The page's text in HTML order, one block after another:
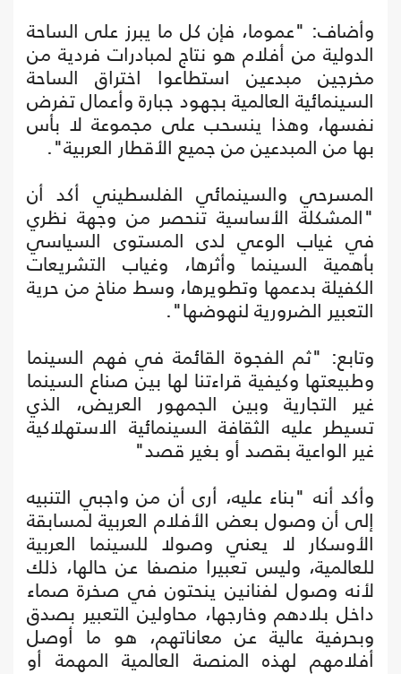
وأضاف: "عموما، فإن كل ما يبرز على الساحة
الدولية من أفلام هو نتاج لمبادرات فردية من
مخرجين مبدعين استطاعوا اختراق الساحة
السينمائية العالمية بجهود جبارة وأعمال تفرض
نفسها، وهذا ينسحب على مجموعة لا بأس
بها من المبدعين من جميع الأقطار العربية".
المسرحي والسينمائي الفلسطيني أكد أن
"المشكلة الأساسية تنحصر من وجهة نظري
في غياب الوعي لدى المستوى السياسي
بأهمية السينما وأثرها، وغياب التشريعات
الكفيلة بدعمها وتطويرها، وسط مناخ من حرية
التعبير الضرورية لنهوضها".
وتابع: "ثم الفجوة القائمة في فهم السينما
وطبيعتها وكيفية قراءتنا لها بين صناع السينما
غير التجارية وبين الجمهور العريض، الذي
تسيطر عليه الثقافة السينمائية الاستهلاكية
غير الواعية بقصد أو بغير قصد"
وأكد أنه "بناء عليه، أرى أن من واجبي التنبيه
إلى أن وصول بعض الأفلام العربية لمسابقة
الأوسكار لا يعني وصولا للسينما العربية
للعالمية، وليس تعبيرا منصفا عن حالها، ذلك
لأنه وصول لفنانين ينحتون في صخرة صماء
داخل بلادهم وخارجها، محاولين التعبير بصدق
وبحرفية عالية عن معاناتهم، هو ما أوصل
أفلامهم لهذه المنصة العالمية المهمة أو